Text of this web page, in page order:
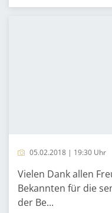
05.02.2018 | 19:30 Uhr
Vielen Dank allen
Bekannten für die
der Be...